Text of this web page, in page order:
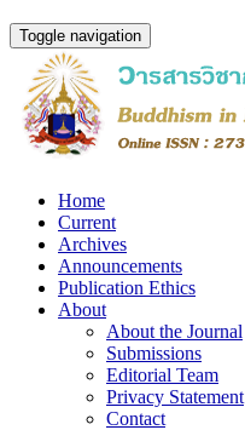
Toggle navigation
Home
Current
Archives
Announcements
Publication Ethics
About
About the Journal
Submissions
Editorial Team
Privacy Statement
Contact